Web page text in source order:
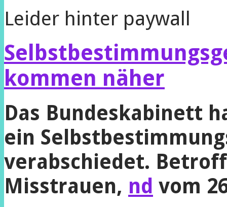
Leider hinter paywall
kommen näher
Das Bundeskabinett
ein
verabschiedet.
Misstrauen, nd vom